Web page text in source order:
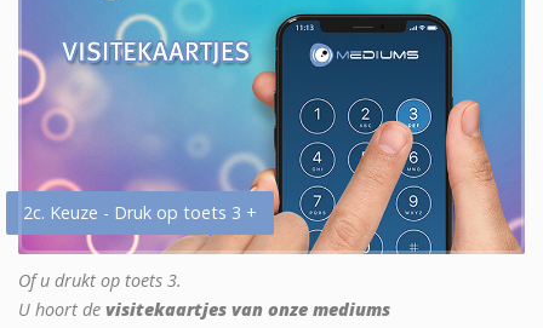
2c. Keuze - Druk op toets 3 +
Of u drukt op toets 3.
U hoort de visitekaartjes van onze mediums